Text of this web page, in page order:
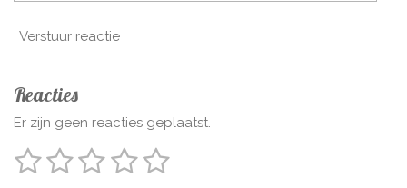
Verstuur reactie
Reacties
Er zijn geen reacties geplaatst.
R
a
1
2 3 4 5
S